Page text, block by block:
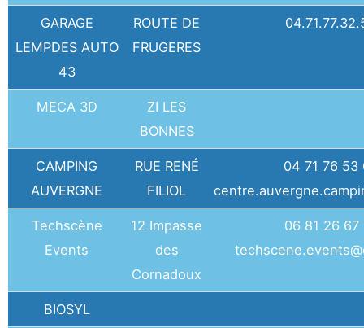
GARAGE
LEMPDES AUTO
43
ROUTE DE
FRUGERES
MECA 3D
ZI LES
BONNES
CAMPING
AUVERGNE
RUE RENÉ
FILIOL
04 71 76 53
Techscène
Events
12 Impasse
des
Cornadoux
06 81 26 67
BIOSYL